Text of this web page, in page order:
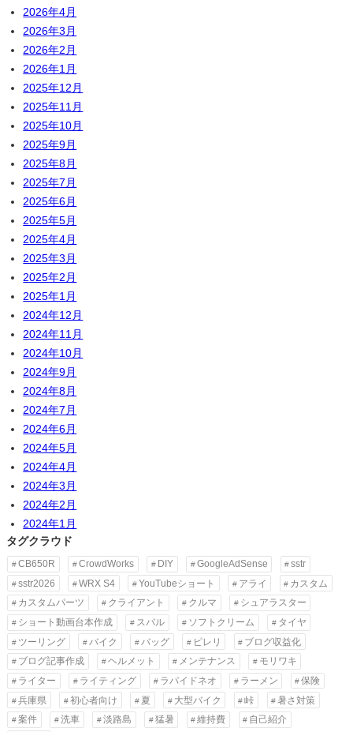
2026年4月
2026年3月
2026年2月
2026年1月
2025年12月
2025年11月
2025年10月
2025年9月
2025年8月
2025年7月
2025年6月
2025年5月
2025年4月
2025年3月
2025年2月
2025年1月
2024年12月
2024年11月
2024年10月
2024年9月
2024年8月
2024年7月
2024年6月
2024年5月
2024年4月
2024年3月
2024年2月
2024年1月
タグクラウド
CB650R CrowdWorks DIY GoogleAdSense
sstr
sstr2026
WRX S4 YouTubeショート アライ
カスタム
カスタムパーツ
クライアント クルマ
シュアラスター
ショート動画台本作成
スバル ソフトクリーム
タイヤ
ツーリング
バイク バッグ ピレリ
ブログ収益化
ブログ記事作成
ヘルメット メンテナンス
モリワキ
ライター
ライティング ラパイドネオ ラーメン
保険
兵庫県
初心者向け 夏 大型バイク 峠
暑さ対策
案件
洗車 淡路島 猛暑 維持費
自己紹介